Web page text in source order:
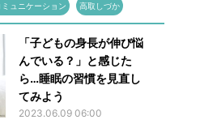
ュニケーション 高取しづか
「子どもの身長が伸び悩
んでいる？」と感じた
ら…睡眠の習慣を見直し
てみよう
2023.06.09 06:00